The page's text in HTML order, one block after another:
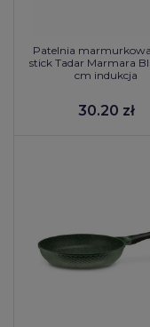
Patelnia
stick Tadar Marmara
cm indukcja
30.20 zł